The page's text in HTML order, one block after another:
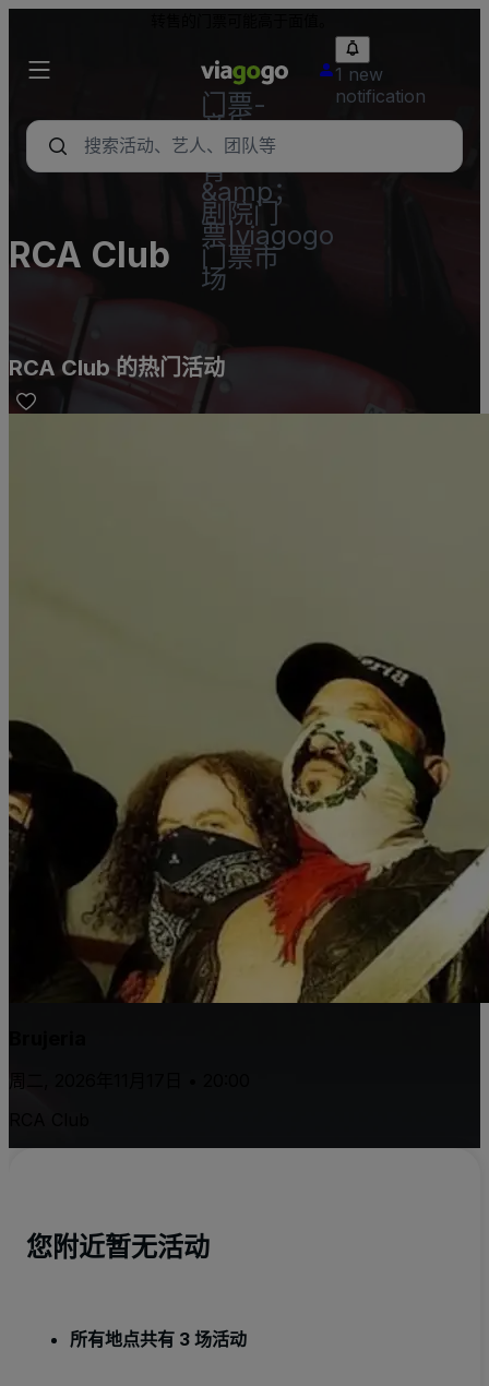
门票-
音乐
会，体
育
&amp；
剧院门
票|viagogo
门票市
场
1 new
notification
RCA Club
RCA Club 的热门活动
周二, 2026年11月17日 • 20:00
您附近暂无活动
所有地点共有 3 场活动